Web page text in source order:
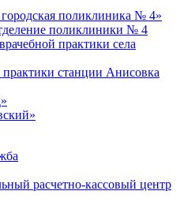
поликлиника № 4»
поликлиники № 4
практики села
станции Анисовка